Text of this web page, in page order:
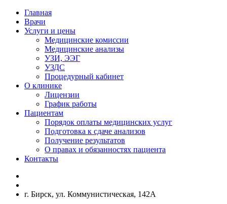
Главная
Врачи
Услуги и цены
Медицинские комиссии
Медицинские анализы
УЗИ, ЭЭГ
УЗДС
Процедурный кабинет
О клинике
Лицензии
График работы
Пациентам
Порядок оплаты медицинских услуг
Подготовка к сдаче анализов
Получение результатов
О правах и обязанностях пациента
Контакты
г. Бирск, ул. Коммунистическая, 142А